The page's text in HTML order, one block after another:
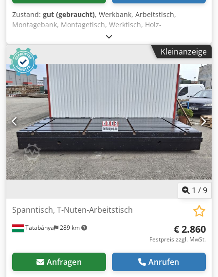
Zustand: gut (gebraucht), Werkbank, Arbeitstisch,
Montagebank, Montagetisch, Werktisch, Holz-
Werkbanktisch, Alu-Werkbanktisch -Werkbank:
Werkbanktisch mit Schubladen / massive Ausführung
höhenverstellbar -Breite: 2000 mm -Tiefe: 800 mm -Höhe:
760 mm, verstellbar siehe Fotos -Gewicht: 74 kg
Dcedszrliropfx Ai Nok
Kleinanzeige
1 /9
Tatabánya 289 km
Spanntisch, T-Nuten-Arbeitstisch
€ 2.860
Festpreis zzgl. MwSt.
Anfragen Anrufen